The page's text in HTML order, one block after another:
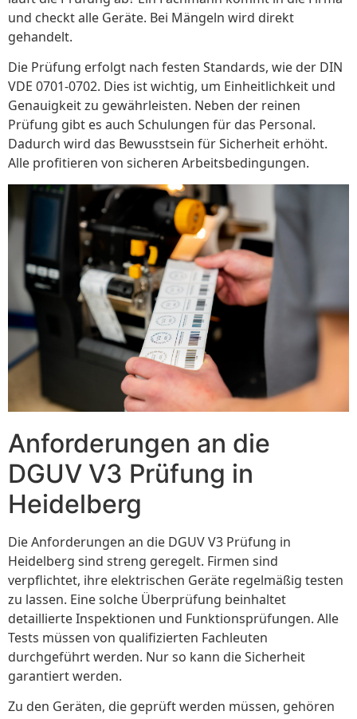
und checkt alle Geräte. Bei Mängeln wird direkt
gehandelt.
Die Prüfung erfolgt nach festen Standards, wie der DIN
VDE 0701-0702. Dies ist wichtig, um Einheitlichkeit und
Genauigkeit zu gewährleisten. Neben der reinen
Prüfung gibt es auch Schulungen für das Personal.
Dadurch wird das Bewusstsein für Sicherheit erhöht.
Alle profitieren von sicheren Arbeitsbedingungen.
Anforderungen an die
DGUV V3 Prüfung in
Heidelberg
Die Anforderungen an die DGUV V3 Prüfung in
Heidelberg sind streng geregelt. Firmen sind
verpflichtet, ihre elektrischen Geräte regelmäßig testen
zu lassen. Eine solche Überprüfung beinhaltet
detaillierte Inspektionen und Funktionsprüfungen. Alle
Tests müssen von qualifizierten Fachleuten
durchgeführt werden. Nur so kann die Sicherheit
garantiert werden.
Zu den Geräten, die geprüft werden müssen, gehören